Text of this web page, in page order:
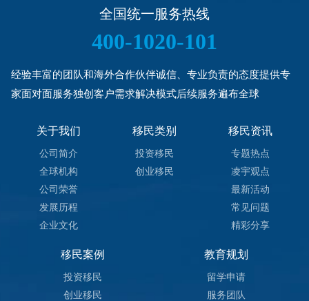
全国统一服务热线
400-1020-101
经验丰富的团队和海外合作伙伴诚信、专业负责的态度提供专
家面对面服务独创客户需求解决模式后续服务遍布全球
关于我们
公司简介
全球机构
公司荣誉
发展历程
企业文化
移民类别
投资移民
创业移民
移民资讯
专题热点
凌宇观点
最新活动
常见问题
精彩分享
移民案例
投资移民
创业移民
教育规划
留学申请
服务团队